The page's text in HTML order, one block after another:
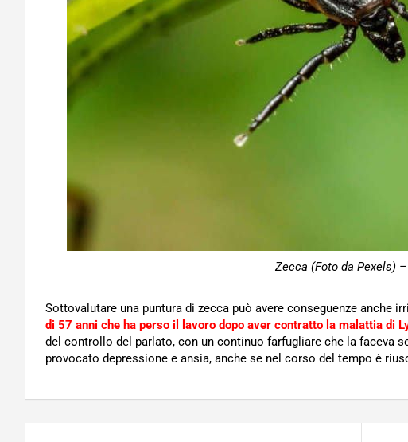
Zecca (Foto da Pexels)
Sottovalutare una puntura di zecca può avere conseguenze anche
di 57 anni che ha perso il lavoro dopo aver contratto la malattia di
del controllo del parlato, con un continuo farfugliare che la faceva
provocato depressione e ansia, anche se nel corso del tempo è